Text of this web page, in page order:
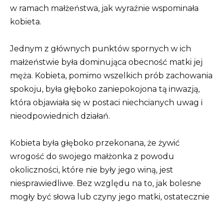
w ramach małżeństwa, jak wyraźnie wspominała
kobieta.
Jednym z głównych punktów spornych w ich
małżeństwie była dominująca obecność matki jej
męża. Kobieta, pomimo wszelkich prób zachowania
spokoju, była głęboko zaniepokojona tą inwazją,
która objawiała się w postaci niechcianych uwag i
nieodpowiednich działań.
Kobieta była głęboko przekonana, że ​​żywić
wrogość do swojego małżonka z powodu
okoliczności, które nie były jego winą, jest
niesprawiedliwe. Bez względu na to, jak bolesne
mogły być słowa lub czyny jego matki, ostatecznie